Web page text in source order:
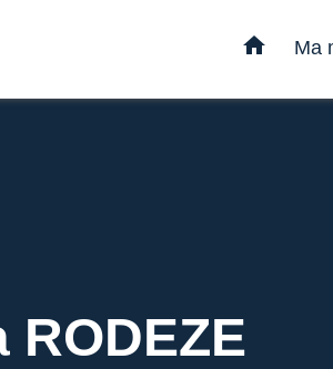
home Ma
RODEZE